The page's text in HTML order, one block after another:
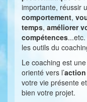
importante, réussir
comportement,
temps,améliorer
compétences
les outils du
Le coaching est une
orienté vers l’action
votre vie présente
bien votre projet.